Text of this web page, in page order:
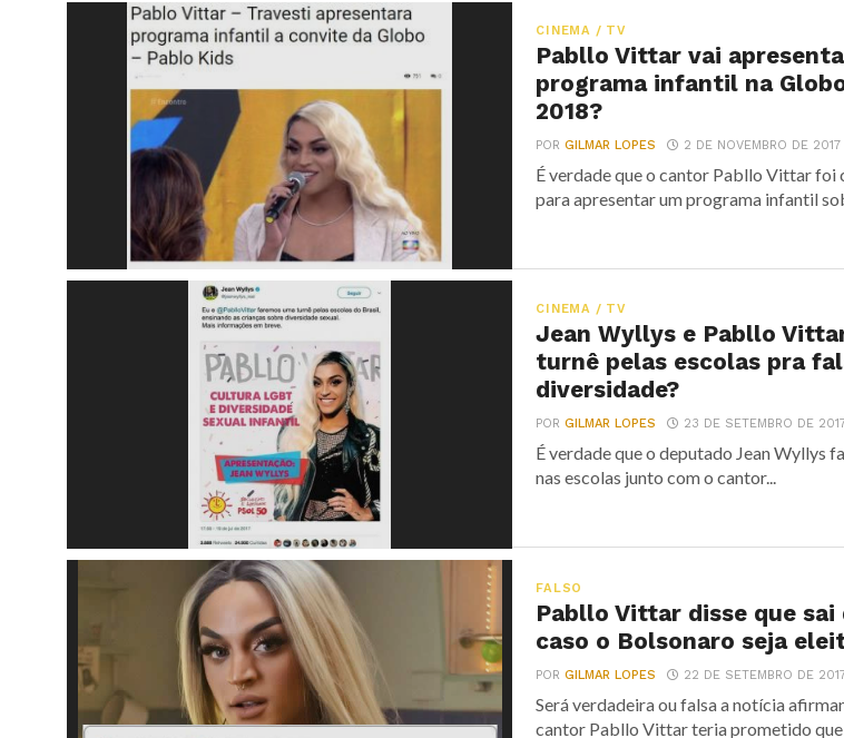
CINEMA / TV
Pabllo Vittar vai
programa infantil na
2018?
PORGILMAR LOPES 2 DE NOVEMBRO DE 2017
É verdade que o cantor Pabllo Vittar foi
para apresentar um programa infantil
CINEMA / TV
Jean Wyllys e Pabllo
turnê pelas escolas pra
diversidade?
PORGILMAR LOPES 23 DE SETEMBRO DE
É verdade que o deputado Jean Wyllys
nas escolas junto com o cantor...
FALSO
Pabllo Vittar disse que sai
caso o Bolsonaro seja
PORGILMAR LOPES 22 DE SETEMBRO DE
Será verdadeira ou falsa a notícia
cantor Pabllo Vittar teria prometido que